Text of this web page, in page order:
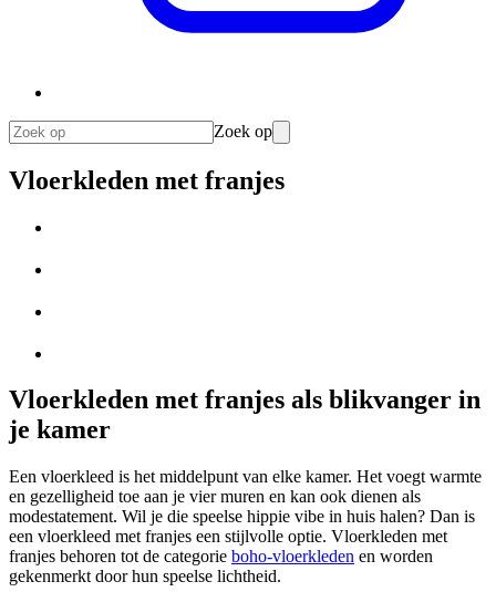
Zoek op
Vloerkleden met franjes
Vloerkleden met franjes als blikvanger in
je kamer
Een vloerkleed is het middelpunt van elke kamer. Het voegt warmte
en gezelligheid toe aan je vier muren en kan ook dienen als
modestatement. Wil je die speelse hippie vibe in huis halen? Dan is
een vloerkleed met franjes een stijlvolle optie. Vloerkleden met
franjes behoren tot de categorie boho-vloerkleden en worden
gekenmerkt door hun speelse lichtheid.